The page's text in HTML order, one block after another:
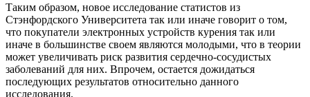
Таким образом, новое исследование статистов из
Стэнфордского Университета так или иначе говорит о том,
что покупатели электронных устройств курения так или
иначе в большинстве своем являются молодыми, что в теории
может увеличивать риск развития сердечно-сосудистых
заболеваний для них. Впрочем, остается дожидаться
последующих результатов относительно данного
исследования.